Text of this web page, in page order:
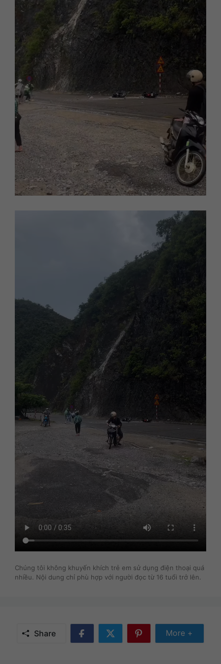
Chúng tôi không khuyến khích trẻ em sử dụng điện thoại quá
nhiều. Nội dung chỉ phù hợp với người đọc từ 16 tuổi trở lên.
Share
Share
Share
Share
More +